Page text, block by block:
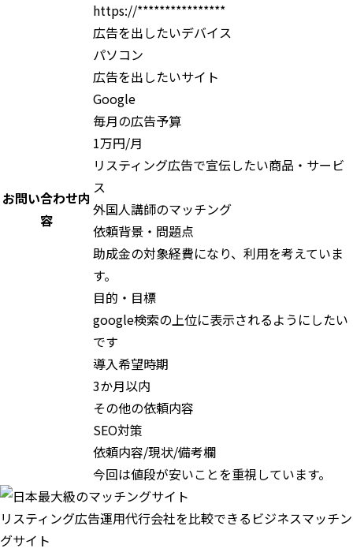
お問い合わせ内
容
https://****************
広告を出したいデバイス
パソコン
広告を出したいサイト
Google
毎月の広告予算
1万円/月
リスティング広告で宣伝したい商品・サービ
ス
外国人講師のマッチング
依頼背景・問題点
助成金の対象経費になり、利用を考えていま
す。
目的・目標
google検索の上位に表示されるようにしたい
です
導入希望時期
3か月以内
その他の依頼内容
SEO対策
依頼内容/現状/備考欄
今回は値段が安いことを重視しています。
リスティング広告運用代行会社を比較できるビジネスマッチン
グサイト